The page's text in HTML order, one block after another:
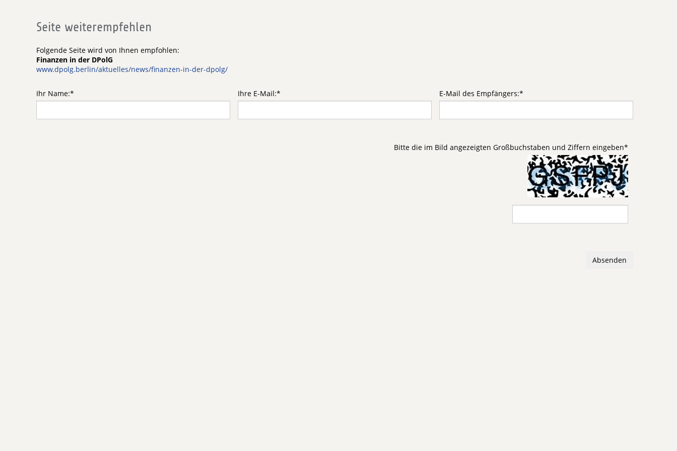
Seite weiterempfehlen
Folgende Seite wird von Ihnen empfohlen:
Finanzen in der DPolG
www.dpolg.berlin/aktuelles/news/finanzen-in-der-dpolg/
Ihr Name:* Ihre E-Mail:* E-Mail des Empfängers:*
Bitte die im Bild angezeigten Großbuchstaben und Ziffern eingeben*
Absenden